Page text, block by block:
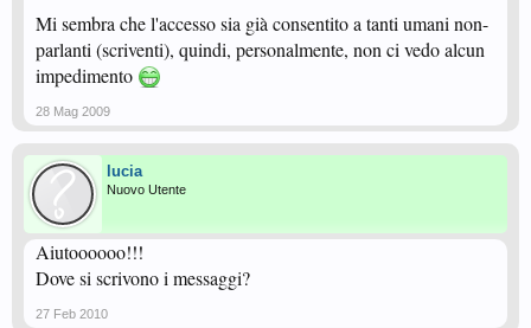
Mi sembra che l'accesso sia già consentito a tanti umani non-
parlanti (scriventi), quindi, personalmente, non ci vedo alcun
impedimento
28 Mag 2009
lucia
Nuovo Utente
Aiutoooooo!!!
Dove si scrivono i messaggi?
27 Feb 2010